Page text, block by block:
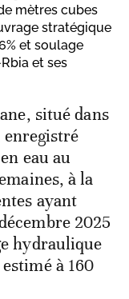
mètres cubes
stratégique
et soulage
et ses
situé dans
enregistré
eau au
à la
ayant
2025
hydraulique
à 160